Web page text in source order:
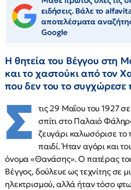
ειδήσεις. Βάλε το
αποτελέσματα
Google
Η θητεία του Βέγγου στη
και το χαστούκι από τον
που δεν του το συγχώρεσε
Σ τις 29 Μαΐου του 1927
σπίτι στο Παλαιό
ζευγάρι καλωσόρισε το
παιδί. Ήταν αγόρι και
όνομα «Θανάσης». Ο πατέρας
Βέγγος, δούλευε ως τεχνίτης σε
ηλεκτρισμού, αλλά ήταν τόσο